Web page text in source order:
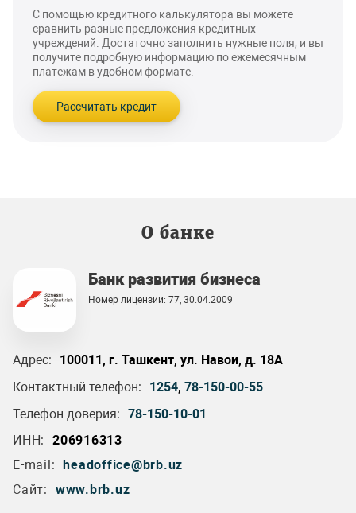
С помощью кредитного калькулятора вы можете
сравнить разные предложения кредитных
учреждений. Достаточно заполнить нужные поля, и вы
получите подробную информацию по ежемесячным
платежам в удобном формате.
Рассчитать кредит
О банке
Банк развития бизнеса
Номер лицензии: 77, 30.04.2009
Адрес:
100011, г. Ташкент, ул. Навои, д. 18А
Контактный телефон:
1254, 78-150-00-55
Телефон доверия: 78-150-10-01
ИНН:
206916313
E-mail: headoffice@brb.uz
Сайт:
www.brb.uz